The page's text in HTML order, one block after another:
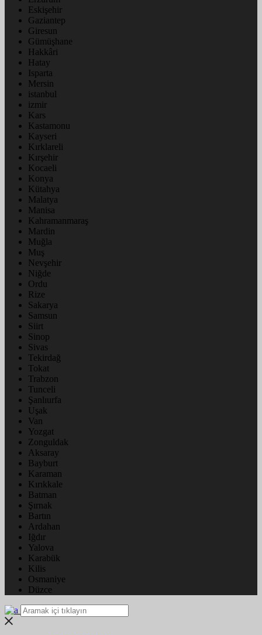
Eskişehir
Gaziantep
Giresun
Gümüşhane
Hakkâri
Hatay
Isparta
Mersin
istanbul
izmir
Kars
Kastamonu
Kayseri
Kırklareli
Kırşehir
Kocaeli
Konya
Kütahya
Malatya
Manisa
Kahramanmaraş
Mardin
Muğla
Muş
Nevşehir
Niğde
Ordu
Rize
Sakarya
Samsun
Siirt
Sinop
Sivas
Tekirdağ
Tokat
Trabzon
Tunceli
Şanlıurfa
Uşak
Van
Yozgat
Zonguldak
Aksaray
Bayburt
Karaman
Kırıkkale
Batman
Şırnak
Bartın
Ardahan
Iğdır
Yalova
Karabük
Kilis
Osmaniye
Düzce